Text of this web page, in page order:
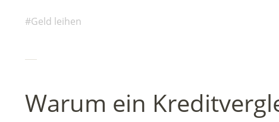
Geld leihen
Warum ein